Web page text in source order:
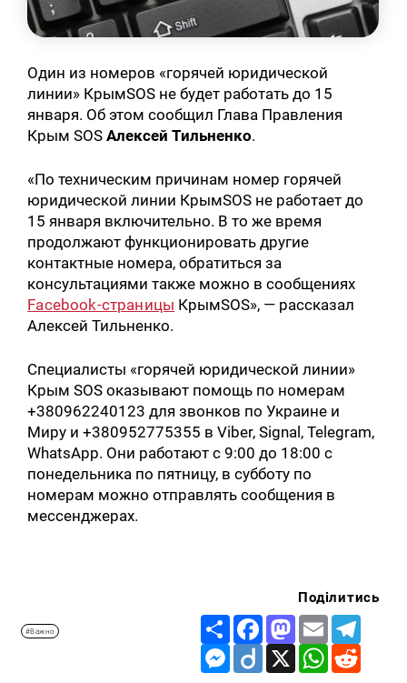
Один из номеров «горячей юридической
линии» КрымSOS не будет работать до 15
января. Об этом сообщил Глава Правления
Крым SOSАлексей Тильненко.
«По техническим причинам номер горячей
юридической линии КрымSOS не работает до
15 января включительно. В то же время
продолжают функционировать другие
контактные номера, обратиться за
консультациями также можно в сообщениях
Facebook-страницы КрымSOS», — рассказал
Алексей Тильненко.
Специалисты «горячей юридической линии»
Крым SOS оказывают помощь по номерам
+380962240123 для звонков по Украине и
Миру и +380952775355 в Viber, Signal, Telegram,
WhatsApp. Они работают с 9:00 до 18:00 с
понедельника по пятницу, в субботу по
номерам можно отправлять сообщения в
мессенджерах.
#Важно
Поділитись
Share FacebookMastodon
Email
Messenger
Diigo X WhatsApp